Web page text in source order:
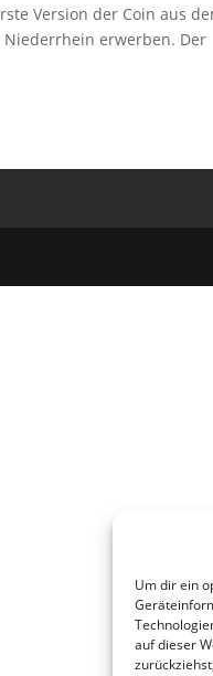
Um dir ein
auf dieser
Version der Coin aus
Niederrhein erwerben. Der